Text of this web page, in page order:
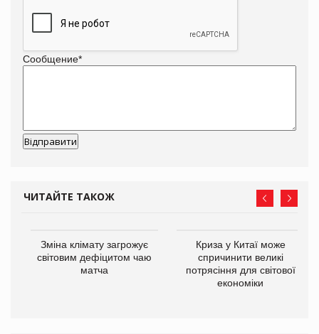
Сообщение*
ЧИТАЙТЕ ТАКОЖ
Зміна клімату загрожує
світовим дефіцитом чаю
матча
Криза у Китаї може
спричинити великі
потрясіння для світової
економіки